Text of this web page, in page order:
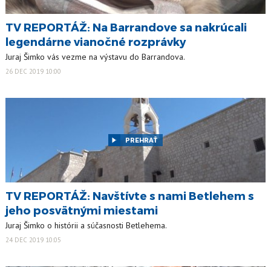
TV REPORTÁŽ: Na Barrandove sa nakrúcali
legendárne vianočné rozprávky
Juraj Šimko vás vezme na výstavu do Barrandova.
26 DEC 2019 10:00
PREHRAŤ
TV REPORTÁŽ: Navštívte s nami Betlehem s
jeho posvätnými miestami
Juraj Šimko o histórii a súčasnosti Betlehema.
24 DEC 2019 10:05